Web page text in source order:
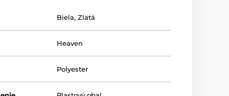
Biela,Zlatá
Heaven
Polyester